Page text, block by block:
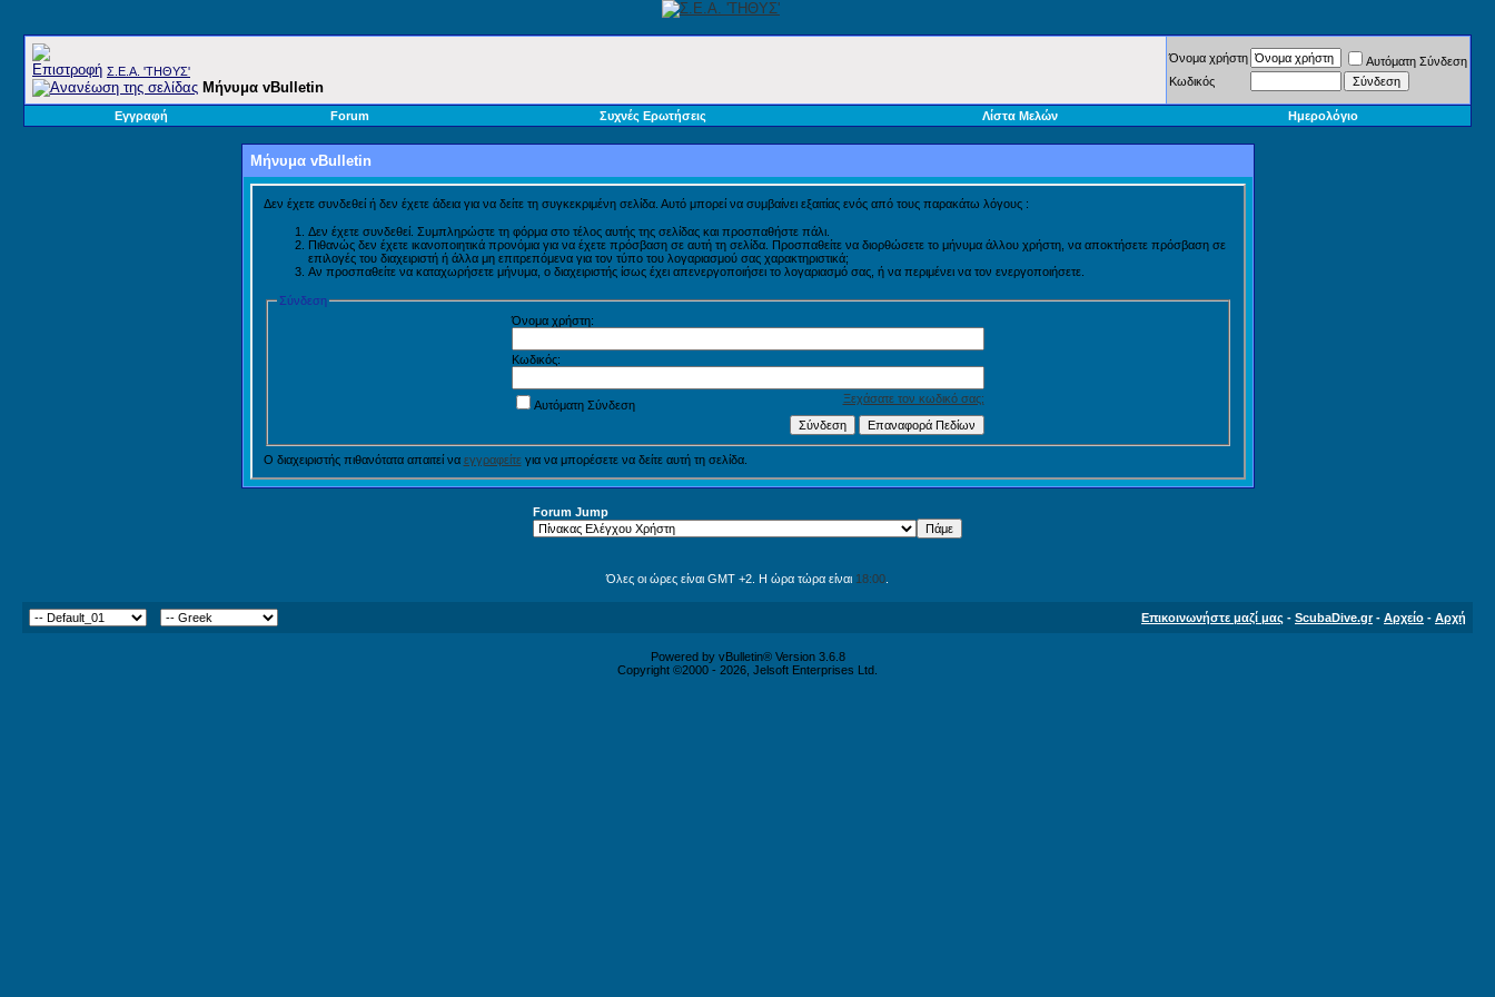
Σ.E.A. 'ΤΗΘΥΣ'
Μήνυμα vBulletin
Όνομα χρήστη
Αυτόματη Σύνδεση
Κωδικός
Εγγραφή Forum Συχνές Ερωτήσεις Λίστα Μελών Ημερολόγιο
Μήνυμα vBulletin
Δεν έχετε συνδεθεί ή δεν έχετε άδεια για να δείτε τη συγκεκριμένη σελίδα. Αυτό μπορεί να συμβαίνει εξαιτίας ενός από τους παρακάτω λόγους :
Δεν έχετε συνδεθεί. Συμπληρώστε τη φόρμα στο τέλος αυτής της σελίδας και προσπαθήστε πάλι.
Πιθανώς δεν έχετε ικανοποιητικά προνόμια για να έχετε πρόσβαση σε αυτή τη σελίδα. Προσπαθείτε να διορθώσετε το μήνυμα άλλου χρήστη, να αποκτήσετε πρόσβαση σε
επιλογές του διαχειριστή ή άλλα μη επιτρεπόμενα για τον τύπο του λογαριασμού σας χαρακτηριστικά;
Αν προσπαθείτε να καταχωρήσετε μήνυμα, ο διαχειριστής ίσως έχει απενεργοποιήσει το λογαριασμό σας, ή να περιμένει να τον ενεργοποιήσετε.
Σύνδεση
Όνομα χρήστη:
Κωδικός:
Ξεχάσατε τον κωδικό σας;
Αυτόματη Σύνδεση
Ο διαχειριστής πιθανότατα απαιτεί να εγγραφείτεγια να μπορέσετε να δείτε αυτή τη σελίδα.
Forum Jump
Όλες οι ώρες είναι GMT +2. Η ώρα τώρα είναι 18:00
Επικοινωνήστε μαζί μας - ScubaDive.gr- Αρχείο - Αρχή
Powered by vBulletin® Version 3.6.8
Copyright ©2000 - 2026, Jelsoft Enterprises Ltd.